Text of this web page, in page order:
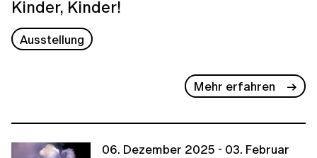
Kinder, Kinder!
Ausstellung
Mehr erfahren
06. Dezember 2025 - 03. Februar